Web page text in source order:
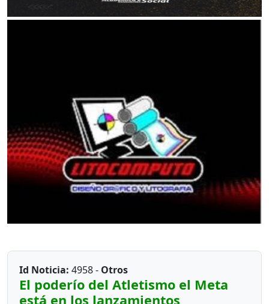
Id Noticia: 4958 - Otros
El poderío del Atletismo el Meta
está en los lanzamientos